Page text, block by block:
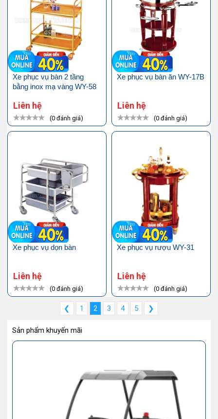
Xe phục vụ bàn 2 tầng
bằng inox mạ vàng WY-58
Liên hệ
(0 đánh giá)
Xe phục vụ bàn ăn WY-17B
Liên hệ
(0 đánh giá)
Xe phục vụ dọn bàn
Liên hệ
(0 đánh giá)
Xe phục vụ rượu WY-31
Liên hệ
(0 đánh giá)
❮ 1 2 3 4 5 ❯
Sản phẩm khuyến mãi